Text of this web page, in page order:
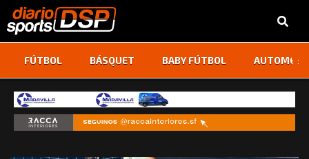
FÚTBOL BÁSQUET BABY FÚTBOL ‹ ›